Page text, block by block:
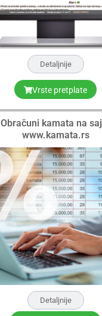
Detaljnije
Vrste pretplate
Obračuni kamata na
www.kamata.rs
Detaljnije